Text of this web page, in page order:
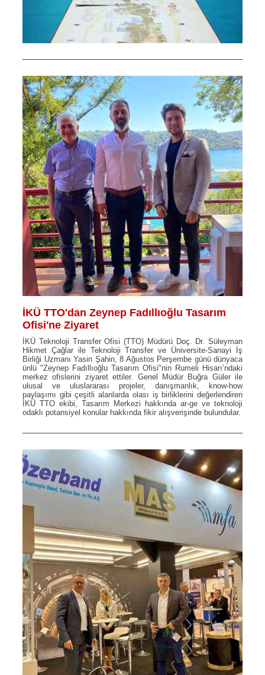
İKÜ TTO'dan Zeynep Fadıllıoğlu Tasarım
Ofisi'ne Ziyaret
İKÜ Teknoloji Transfer Ofisi (TTO) Müdürü Doç. Dr. Süleyman
Hikmet Çağlar ile Teknoloji Transfer ve Üniversite-Sanayi İş
Birliği Uzmanı Yasin Şahin, 8 Ağustos Perşembe günü dünyaca
ünlü "Zeynep Fadıllıoğlu Tasarım Ofisi"nin Rumeli Hisarı’ndaki
merkez ofislerini ziyaret ettiler. Genel Müdür Buğra Güler ile
ulusal ve uluslararası projeler, danışmanlık, know-how
paylaşımı gibi çeşitli alanlarda olası iş birliklerini değerlendiren
İKÜ TTO ekibi, Tasarım Merkezi hakkında ar-ge ve teknoloji
odaklı potansiyel konular hakkında fikir alışverişinde bulundular.